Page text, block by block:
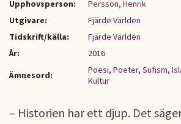
Upphovsperson:
Persson, Henrik
Utgivare:
Fjärde Världen
Tidskrift/källa:
Fjärde Världen
År:
2016
Ämnesord:
Poesi, Poeter, Sufism,
Kultur
– Historien har ett djup. Det